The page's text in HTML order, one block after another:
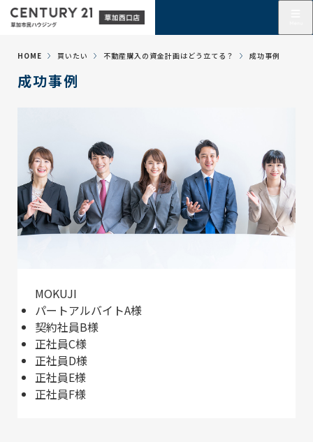
HOME 買いたい 不動産購入の資金計画はどう立てる？ 成功事例
成功事例
MOKUJI
パートアルバイトA様
契約社員B様
正社員C様
正社員D様
正社員E様
正社員F様